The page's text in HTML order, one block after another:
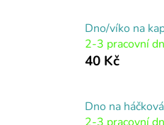
Dno/víko na
2-3 pracovní
40 Kč
Dno na
2-3 pracovní